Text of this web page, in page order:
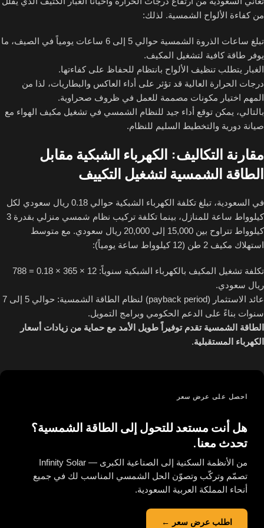
من كفاءة الألواح الشمسية. لذلك:
تبلغ ساعات الذروة الشمسية حوالي 5 إلى 6 ساعات يومياً في الصيف، ما
يوفر طاقة كافية لتشغيل المكيف.
الغبار يتطلب تنظيف الألواح بانتظام للحفاظ على كفاءتها.
درجات الحرارة العالية قد تؤثر على أداء العاكس والبطاريات، لذا من
المهم اختيار مكونات مصممة للعمل في ظروف صحراوية.
بالتالي، يمكن توقع أداء جيد للنظام الشمسي في تشغيل مكيف الهواء مع
صيانة دورية والتخطيط السليم للنظام.
مقارنة التكاليف: الكهرباء الشبكية مقابل
الطاقة الشمسية لتشغيل التكييف
في السعودية، تبلغ تكلفة الكهرباء الشبكية حوالي 0.18 ريال سعودي لكل
كيلوواط ساعة للمنازل، بينما تكلفة تركيب نظام شمسي منزلي بقدرة 3
كيلوواط تتراوح بين 15,000 إلى 20,000 ريال سعودي. مع متوسط
استهلاك مكيف 2 طن (12 كيلوواط ساعة يومياً):
تكلفة تشغيل المكيف بالكهرباء الشبكية سنوياً: 12 × 365 × 0.18 = 788
ريال سعودي.
عائد الاستثمار (payback period) لنظام الطاقة الشمسية: حوالي 5 إلى 7
سنوات بناءً على الدعم الحكومي وبرامج التمويل.
الطاقة الشمسية تقدم توفيراً طويل الأمد مع حماية من زيادات أسعار
الكهرباء المستقبلية.
احصل على عرض سعر
هل أنت مستعد للتحول إلى الطاقة الشمسية؟
تحدث معنا.
من الأنظمة السكنية إلى الصناعية الكبرى — Infinity Solar
تصمّم وتركّب وتصوّن الحل الشمسي المناسب لك في جميع
أنحاء المملكة العربية السعودية.
اطلب عرض سعر ←